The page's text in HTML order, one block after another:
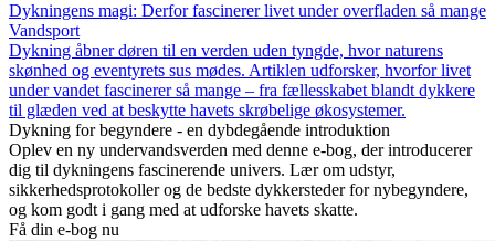
Dykningens magi: Derfor fascinerer livet under overfladen så mange
Vandsport
Dykning åbner døren til en verden uden tyngde, hvor naturens
skønhed og eventyrets sus mødes. Artiklen udforsker, hvorfor livet
under vandet fascinerer så mange – fra fællesskabet blandt dykkere
til glæden ved at beskytte havets skrøbelige økosystemer.
Dykning for begyndere - en dybdegående introduktion
Oplev en ny undervandsverden med denne e-bog, der introducerer
dig til dykningens fascinerende univers. Lær om udstyr,
sikkerhedsprotokoller og de bedste dykkersteder for nybegyndere,
og kom godt i gang med at udforske havets skatte.
Få din e-bog nu